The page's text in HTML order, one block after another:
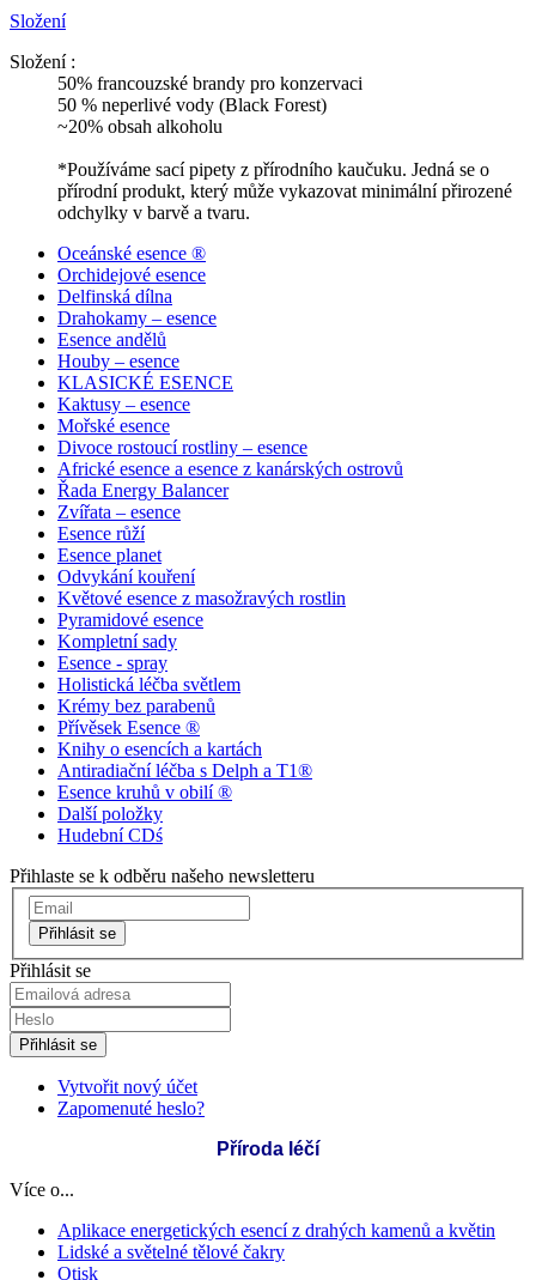
Složení
Složení :
50% francouzské brandy pro konzervaci
50 % neperlivé vody (Black Forest)
~20% obsah alkoholu
*Používáme sací pipety z přírodního kaučuku. Jedná se o
přírodní produkt, který může vykazovat minimální přirozené
odchylky v barvě a tvaru.
Oceánské esence ®
Orchidejové esence
Delfinská dílna
Drahokamy – esence
Esence andělů
Houby – esence
KLASICKÉ ESENCE
Kaktusy – esence
Mořské esence
Divoce rostoucí rostliny – esence
Africké esence a esence z kanárských ostrovů
Řada Energy Balancer
Zvířata – esence
Esence růží
Esence planet
Odvykání kouření
Květové esence z masožravých rostlin
Pyramidové esence
Kompletní sady
Esence - spray
Holistická léčba světlem
Krémy bez parabenů
Přívěsek Esence ®
Knihy o esencích a kartách
Antiradiační léčba s Delph a T1®
Esence kruhů v obilí ®
Další položky
Hudební CDś
Přihlaste se k odběru našeho newsletteru
Přihlásit se
Přihlásit se
Přihlásit se
Vytvořit nový účet
Zapomenuté heslo?
Příroda léčí
Více o...
Aplikace energetických esencí z drahých kamenů a květin
Lidské a světelné tělové čakry
Otisk